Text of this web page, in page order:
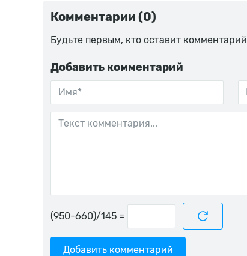
Комментарии (0)
Будьте первым, кто оставит
Добавить комментарий
=
Добавить комментарий